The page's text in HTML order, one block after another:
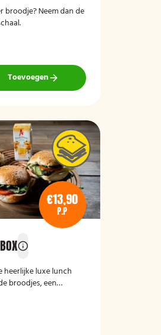
broodje? Neem dan de
Toevoegen
€13,90
P.P
heerlijke luxe lunch
broodjes, een